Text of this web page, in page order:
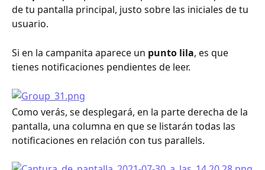
de tu pantalla principal, justo sobre las iniciales de tu
usuario.
Si en la campanita aparece un punto lila, es que
tienes notificaciones pendientes de leer.
Como verás, se desplegará, en la parte derecha de la
pantalla, una columna en que se listarán todas las
notificaciones en relación con tus parallels.